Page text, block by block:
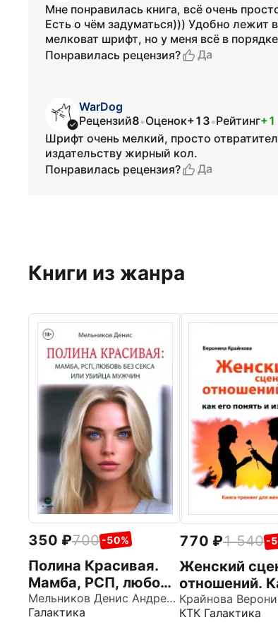
Мне понравилась книга, всё очень
Есть о чём задуматься))) Удобно лежит
мелковат шрифт, но у меня всё в
Понравилась рецензия?
Да
WarDog
Рецензий8•Оценок+13•Рейтинг+1
Шрифт очень мелкий, просто
издательству жирный кол.
Понравилась рецензия?
Да
Книги из жанра
350 700 -50%
Полина Красивая.
Мамба, РСП, любовь
без секса, или
Убийца мужчин
Мельников Денис Андреевич
Галактика
770 1 540 -
Женский
отношений.
понять и
Книга-
Крайнова
КТК Галактика